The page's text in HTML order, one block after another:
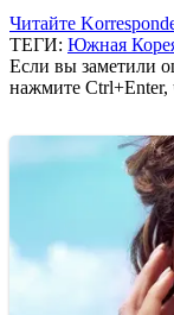
Читайте
ТЕГИ: Южная
Если вы заметили
нажмите Ctrl+Enter,